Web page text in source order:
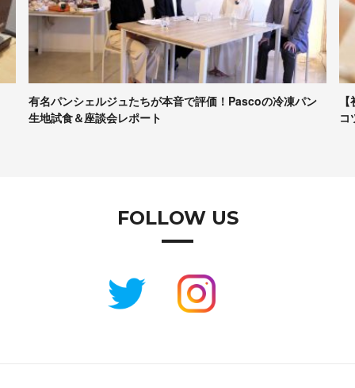
有名パンシェルジュたちが本音で評価！Pascoの冷凍パン
生地試食＆座談会レポート
FOLLOW US